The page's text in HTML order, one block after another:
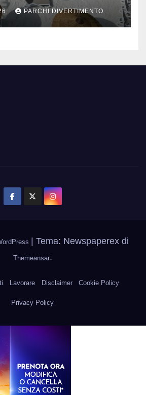
PARCHI DIVERTIMENTO
Tema: Newspaperex di
Themeansar.
Lavorare Disclaimer Cookie Policy
Privacy Policy